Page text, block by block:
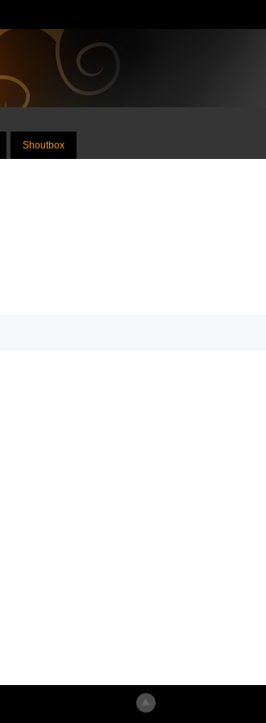
Shoutbox